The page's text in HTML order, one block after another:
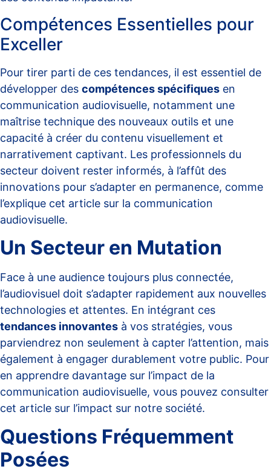
Compétences Essentielles pour
Exceller
Pour tirer parti de ces tendances, il est essentiel de
développer des compétences spécifiques en
communication audiovisuelle, notamment une
maîtrise technique des nouveaux outils et une
capacité à créer du contenu visuellement et
narrativement captivant. Les professionnels du
secteur doivent rester informés, à l’affût des
innovations pour s’adapter en permanence, comme
l’explique cet article sur la communication
audiovisuelle.
Un Secteur en Mutation
Face à une audience toujours plus connectée,
l’audiovisuel doit s’adapter rapidement aux nouvelles
technologies et attentes. En intégrant ces
tendances innovantes à vos stratégies, vous
parviendrez non seulement à capter l’attention, mais
également à engager durablement votre public. Pour
en apprendre davantage sur l’impact de la
communication audiovisuelle, vous pouvez consulter
cet article sur l’impact sur notre société.
Questions Fréquemment
Posées